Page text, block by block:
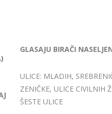
GLASAJU BIRAČI
ULICE: MLADIH,
ZENIČKE, ULICE CIVILNIH
ŠESTE ULICE